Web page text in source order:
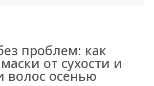
проблем: как
от сухости и
волос осенью